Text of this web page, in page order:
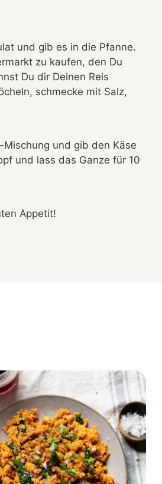
und gib es in die Pfanne.
zu kaufen, den Du
Du dir Deinen Reis
schmecke mit Salz,
und gib den Käse
und lass das Ganze für 10
Appetit!